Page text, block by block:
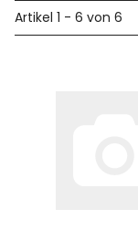
Artikel 1 - 6 von 6